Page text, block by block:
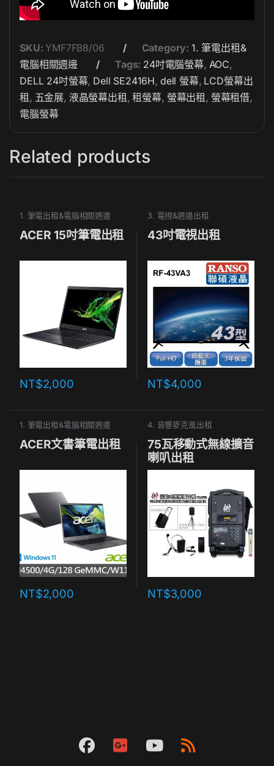
SKU: YMF7FB8/06 Category: 1. 筆電出租&
電腦相關週邊
Tags: 24吋電腦螢幕, AOC,
DELL 24吋螢幕, Dell SE2416H, dell 螢幕, LCD螢幕出
租 , 五金展, 液晶螢幕出租 ,租螢幕, 螢幕出租 , 螢幕租借,
電腦螢幕
Related products
1. 筆電出租&電腦相關週邊
ACER 15吋筆電出租
NT$2,000
3. 電視&週邊出租
43吋電視出租
NT$4,000
1. 筆電出租&電腦相關週邊
ACER文書筆電出租
NT$2,000
4. 音響麥克風出租
75瓦移動式無線擴音
喇叭出租
NT$3,000